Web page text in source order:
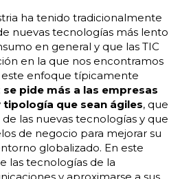
ha tenido tradicionalmente
nuevas tecnologías más lento
en general y que las TIC
en la que nos encontramos
enfoque típicamente
se pide más a las empresas
que sean ágiles, que
las nuevas tecnologías y que
de negocio para mejorar su
globalizado. En este
las tecnologías de la